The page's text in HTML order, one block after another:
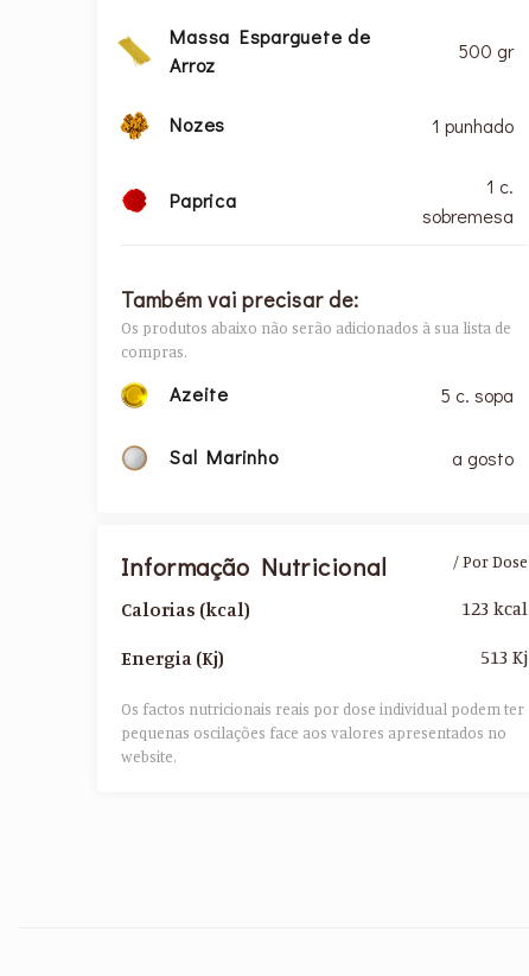
Massa Esparguete de
Arroz
500 gr
Nozes 1 punhado
Paprica
1 c.
sobremesa
Também vai precisar de:
Os produtos abaixo não serão adicionados à sua lista de
compras.
Azeite 5 c. sopa
Sal Marinho a gosto
Informação Nutricional
Calorias (kcal)
Energia (Kj)
/ Por Dose
123 kcal
513 Kj
Os factos nutricionais reais por dose individual podem ter
pequenas oscilações face aos valores apresentados no
website.​